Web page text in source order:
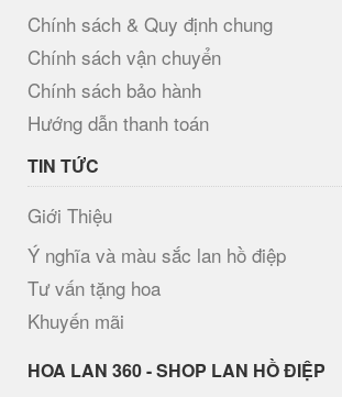
Chính sách & Quy định chung
Chính sách vận chuyển
Chính sách bảo hành
Hướng dẫn thanh toán
TIN TỨC
Giới Thiệu
Ý nghĩa và màu sắc lan hồ điệp
Tư vấn tặng hoa
Khuyến mãi
H​OA LAN 360 - SHOP LAN HỒ ĐIỆP